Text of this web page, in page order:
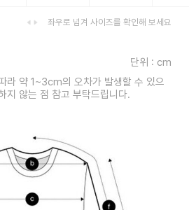
좌우로 넘겨 사이즈를 확인해 보세요
단위 : cm
라 약 1~3cm의 오차가 발생할 수 있으
지 않는 점 참고 부탁드립니다.